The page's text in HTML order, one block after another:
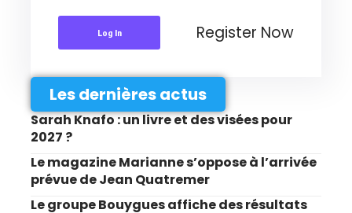
Log In Register Now
Les dernières actus
Sarah Knafo : un livre et des visées pour
2027 ?
Le magazine Marianne s’oppose à l’arrivée
prévue de Jean Quatremer
Le groupe Bouygues affiche des résultats